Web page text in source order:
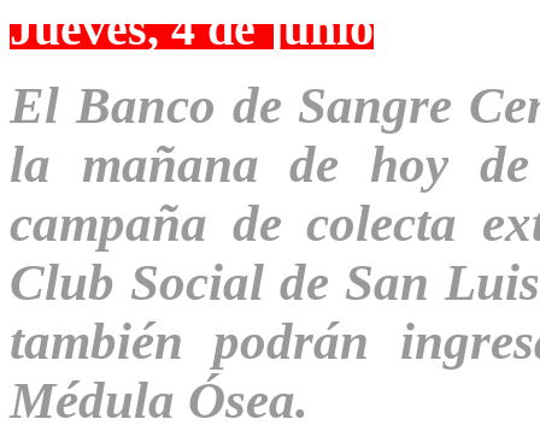
Jueves, 4 de junio
El Banco de Sangre
la mañana de hoy
campaña de colecta
Club Social de San
también podrán
Médula Ósea.